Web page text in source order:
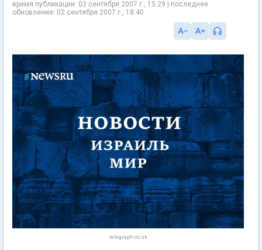
время публикации: 02 сентября 2007 г., 15:29 | последнее
обновление: 02 сентября 2007 г., 18:40
telegraph.co.uk